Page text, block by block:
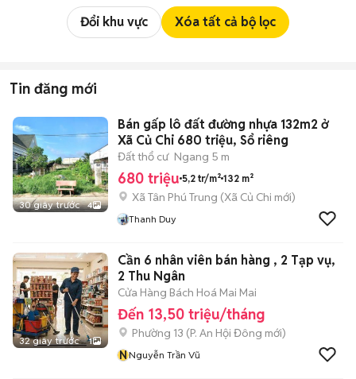
Đổi khu vực Xóa tất cả bộ lọc
Tin đăng mới
30 giây trước 4
Bán gấp lô đất đường nhựa 132m2 ở
Xã Củ Chi 680 triệu, Sổ riêng
Đất thổ cư Ngang 5 m
680 triệu 5,2 tr/m² 132 m²
Xã Tân Phú Trung (Xã Củ Chi mới)
Thanh Duy
32 giây trước 1
Cần 6 nhân viên bán hàng , 2 Tạp vụ,
2 Thu Ngân
Cửa Hàng Bách Hoá Mai Mai
Đến 13,50 triệu/tháng
Phường 13 (P. An Hội Đông mới)
NNguyễn Trần Vũ